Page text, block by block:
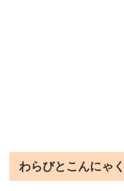
わらびとこんにゃ